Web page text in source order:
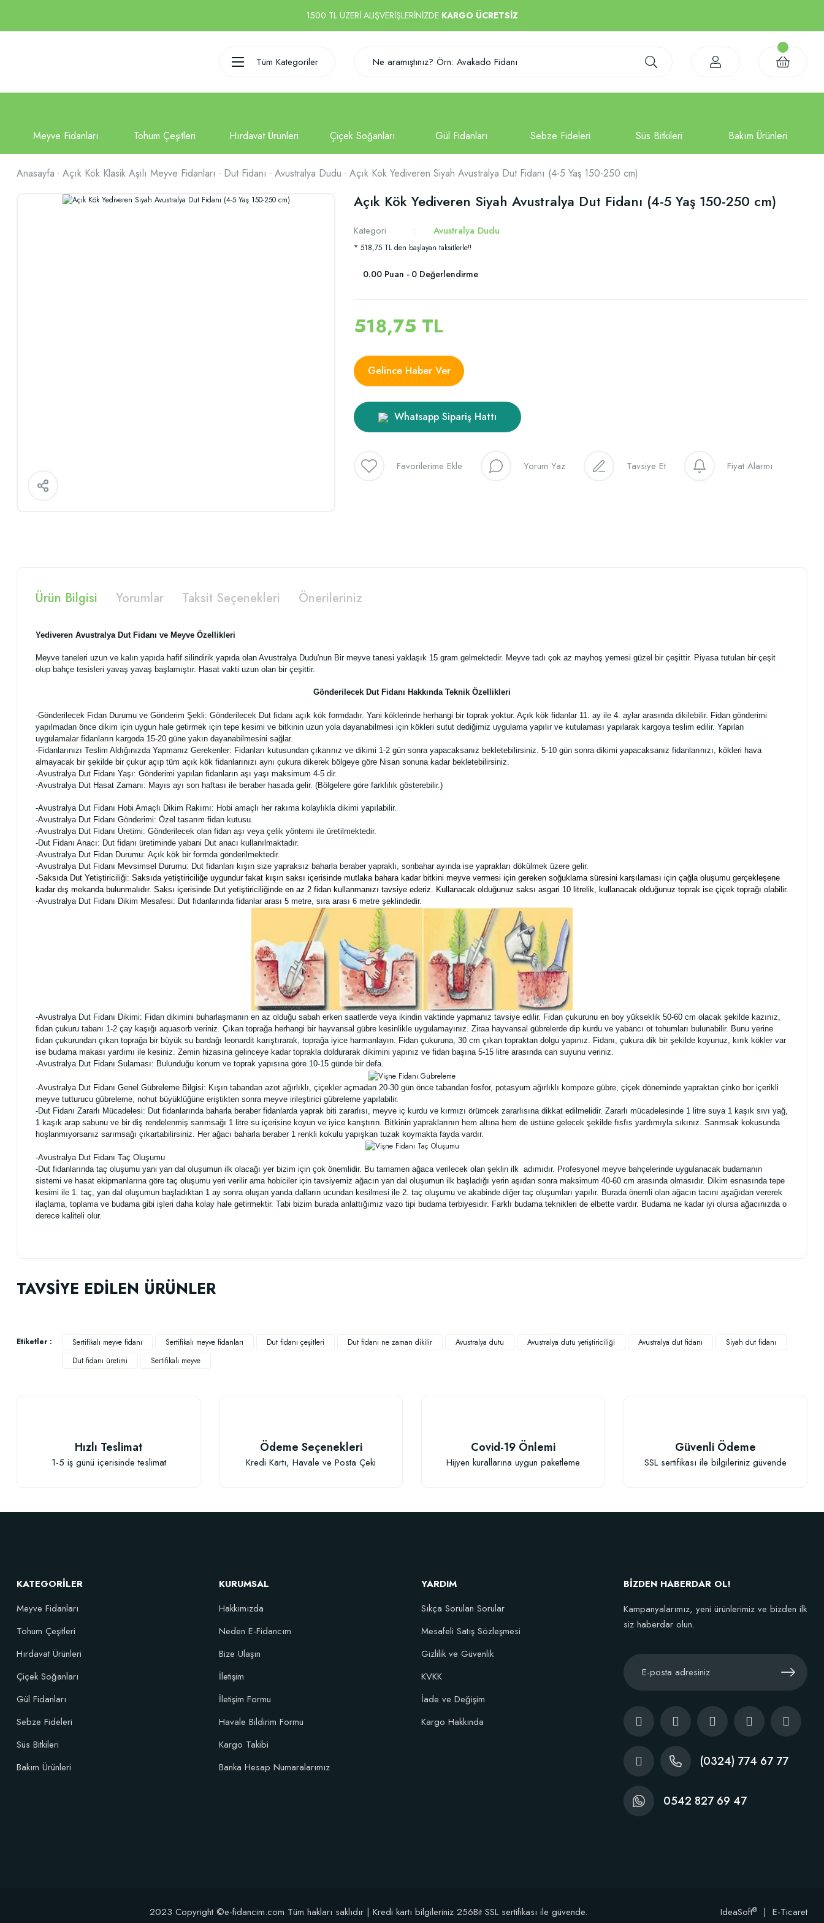
1500 TL ÜZERİ ALIŞVERİŞLERİNİZDE KARGO ÜCRETSİZ
Tüm Kategoriler
Anasayfa Açık Kök Klasik Aşılı Meyve Fidanları Dut Fidanı Avustralya Dudu Açık Kök Yediveren Siyah Avustralya Dut Fidanı (4-5 Yaş 150-250 cm)
Açık Kök Yediveren Siyah Avustralya Dut Fidanı (4-5 Yaş 150-250 cm)
Kategori Avustralya Dudu
* 518,75 TL den başlayan taksitlerle!!
0.00 Puan - 0 Değerlendirme
518,75 TL
Gelince Haber Ver
Whatsapp Sipariş Hattı
Yorum Yaz Tavsiye Et Fiyat Alarmı
Ürün Bilgisi Yorumlar Taksit Seçenekleri Önerileriniz
Yediveren Avustralya Dut Fidanı ve Meyve Özellikleri
Meyve taneleri uzun ve kalın yapıda hafif silindirik yapıda olan Avustralya Dudu'nun Bir meyve tanesi yaklaşık 15 gram gelmektedir. Meyve tadı çok az mayhoş yemesi güzel bir çeşittir. Piyasa tutulan bir çeşit
olup bahçe tesisleri yavaş yavaş başlamıştır. Hasat vakti uzun olan bir çeşittir.
Gönderilecek Dut Fidanı Hakkında Teknik Özellikleri
-Gönderilecek Fidan Durumu ve Gönderim Şekli: Gönderilecek Dut fidanı açık kök formdadır. Yani köklerinde herhangi bir toprak yoktur. Açık kök fidanlar 11. ay ile 4. aylar arasında dikilebilir. Fidan gönderimi
yapılmadan önce dikim için uygun hale getirmek için tepe kesimi ve bitkinin uzun yola dayanabilmesi için kökleri sutut dediğimiz uygulama yapılır ve kutulaması yapılarak kargoya teslim edilir. Yapılan
uygulamalar fidanların kargoda 15-20 güne yakın dayanabilmesini sağlar.
-Fidanlarınızı Teslim Aldığınızda Yapmanız Gerekenler: Fidanları kutusundan çıkarınız ve dikimi 1-2 gün sonra yapacaksanız bekletebilirsiniz. 5-10 gün sonra dikimi yapacaksanız fidanlarınızı, kökleri hava
almayacak bir şekilde bir çukur açıp tüm açık kök fidanlarınızı aynı çukura dikerek bölgeye göre Nisan sonuna kadar bekletebilirsiniz.
-Avustralya Dut Fidanı Yaşı: Gönderimi yapılan fidanların aşı yaşı maksimum 4-5 dir.
-Avustralya Dut Hasat Zamanı: Mayıs ayı son haftası ile beraber hasada gelir. (Bölgelere göre farklılık gösterebilir.)
-Avustralya Dut Fidanı Hobi Amaçlı Dikim Rakımı: Hobi amaçlı her rakıma kolaylıkla dikimi yapılabilir.
-Avustralya Dut Fidanı Gönderimi: Özel tasarım fidan kutusu.
-Avustralya Dut Fidanı Üretimi: Gönderilecek olan fidan aşı veya çelik yöntemi ile üretilmektedir.
-Dut Fidanı Anacı: Dut fidanı üretiminde yabani Dut anacı kullanılmaktadır.
-Avustralya Dut Fidan Durumu: Açık kök bir formda gönderilmektedir.
-Avustralya Dut Fidanı Mevsimsel Durumu: Dut fidanları kışın size yapraksız baharla beraber yapraklı, sonbahar ayında ise yaprakları dökülmek üzere gelir.
-Saksıda Dut Yetiştiriciliği: Saksıda yetiştiriciliğe uygundur fakat kışın saksı içerisinde mutlaka bahara kadar bitkini meyve vermesi için gereken soğuklama süresini karşılaması için çağla oluşumu gerçekleşene
kadar dış mekanda bulunmalıdır. Saksı içerisinde Dut yetiştiriciliğinde en az 2 fidan kullanmanızı tavsiye ederiz. Kullanacak olduğunuz saksı asgari 10 litrelik, kullanacak olduğunuz toprak ise çiçek toprağı olabilir.
-Avustralya Dut Fidanı Dikim Mesafesi: Dut fidanlarında fidanlar arası 5 metre, sıra arası 6 metre şeklindedir.
-Avustralya Dut Fidanı Dikimi: Fidan dikimini buharlaşmanın en az olduğu sabah erken saatlerde veya ikindin vaktinde yapmanız tavsiye edilir. Fidan çukurunu en boy yükseklik 50-60 cm olacak şekilde kazınız,
fidan çukuru tabanı 1-2 çay kaşığı aquasorb veriniz. Çıkan toprağa herhangi bir hayvansal gübre kesinlikle uygulamayınız. Ziraa hayvansal gübrelerde dip kurdu ve yabancı ot tohumları bulunabilir. Bunu yerine
fidan çukurundan çıkan toprağa bir büyük su bardağı leonardit karıştırarak, toprağa iyice harmanlayın. Fidan çukuruna, 30 cm çıkan topraktan dolgu yapınız. Fidanı, çukura dik bir şekilde koyunuz, kırık kökler var
ise budama makası yardımı ile kesiniz. Zemin hizasına gelinceye kadar toprakla doldurarak dikimini yapınız ve fidan başına 5-15 litre arasında can suyunu veriniz.
-Avustralya Dut Fidanı Sulaması: Bulunduğu konum ve toprak yapısına göre 10-15 günde bir defa.
-Avustralya Dut Fidanı Genel Gübreleme Bilgisi: Kışın tabandan azot ağırlıklı, çiçekler açmadan 20-30 gün önce tabandan fosfor, potasyum ağırlıklı kompoze gübre, çiçek döneminde yapraktan çinko bor içerikli
meyve tutturucu gübreleme, nohut büyüklüğüne eriştikten sonra meyve irileştirici gübreleme yapılabilir.
-Dut Fidanı Zararlı Mücadelesi: Dut fidanlarında baharla beraber fidanlarda yaprak biti zararlısı, meyve iç kurdu ve kırmızı örümcek zararlısına dikkat edilmelidir. Zararlı mücadelesinde 1 litre suya 1 kaşık sıvı yağ,
1 kaşık arap sabunu ve bir diş rendelenmiş sarımsağı 1 litre su içerisine koyun ve iyice karıştırın. Bitkinin yapraklarının hem altına hem de üstüne gelecek şekilde fısfıs yardımıyla sıkınız. Sarımsak kokusunda
hoşlanmıyorsanız sarımsağı çıkartabilirsiniz. Her ağacı baharla beraber 1 renkli kokulu yapışkan tuzak koymakta fayda vardır.
-AvustralyaDut Fidanı Taç Oluşumu
-Dut fidanlarında taç oluşumu yani yan dal oluşumun ilk olacağı yer bizim için çok önemlidir. Bu tamamen ağaca verilecek olan şeklin ilk adımıdır. Profesyonel meyve bahçelerinde uygulanacak budamanın
sistemi ve hasat ekipmanlarına göre taç oluşumu yeri verilir ama hobiciler için tavsiyemiz ağacın yan dal oluşumun ilk başladığı yerin aşıdan sonra maksimum 40-60 cm arasında olmasıdır. Dikim esnasında tepe
kesimi ile 1. taç, yan dal oluşumun başladıktan 1 ay sonra oluşan yanda dalların ucundan kesilmesi ile 2. taç oluşumu ve akabinde diğer taç oluşumları yapılır. Burada önemli olan ağacın tacını aşağıdan vererek
ilaçlama, toplama ve budama gibi işleri daha kolay hale getirmektir. Tabi bizim burada anlattığımız vazo tipi budama terbiyesidir. Farklı budama teknikleri de elbette vardır. Budama ne kadar iyi olursa ağacınızda o
derece kaliteli olur.
Ürün bilgilerinde hatalar bulunuyor.
Ürün fiyatı diğer sitelerden daha pahalı.
TAVSİYE EDİLEN ÜRÜNLER
Özel Karışım Fidan Tutma Yüzdesini Arttıran Organik Dikim Gübresi (10 fidan için)
107,89 TL
Sepete Ekle
Etiketler : Sertifikalı meyve fidanı Sertifikalı meyve fidanları Dut fidanı çeşitleri Dut fidanı ne zaman dikilir Avustralya dutu Avustralya dutu yetiştiriciliği Avustralya dut fidanı
Siyah dut fidanı
Dut fidanı üretimi
Sertifikalı meyve
Hızlı Teslimat
1-5 iş günü içerisinde teslimat
Ödeme Seçenekleri
Kredi Kartı, Havale ve Posta Çeki
Covid-19 Önlemi
Hijyen kurallarına uygun paketleme
Güvenli Ödeme
SSL sertifikası ile bilgileriniz güvende
KATEGORİLER
Meyve Fidanları
Tohum Çeşitleri
Hırdavat Ürünleri
Çiçek Soğanları
Gül Fidanları
Sebze Fideleri
Süs Bitkileri
Bakım Ürünleri
KURUMSAL
Hakkımızda
Neden E-Fidancım
Bize Ulaşın
İletişim
İletişim Formu
Havale Bildirim Formu
Kargo Takibi
Banka Hesap Numaralarımız
YARDIM
Sıkça Sorulan Sorular
Mesafeli Satış Sözleşmesi
Gizlilik ve Güvenlik
KVKK
İade ve Değişim
Kargo Hakkında
BİZDEN HABERDAR OL!
Kampanyalarımız, yeni ürünlerimiz ve bizden ilk
siz haberdar olun.
(0324) 774 67 77
0542 827 69 47
2023 Copyright ©e-fidancim.com Tüm hakları saklıdır | Kredi kartı bilgileriniz 256Bit SSL sertifikası ile güvende. IdeaSoft® | E-Ticaret